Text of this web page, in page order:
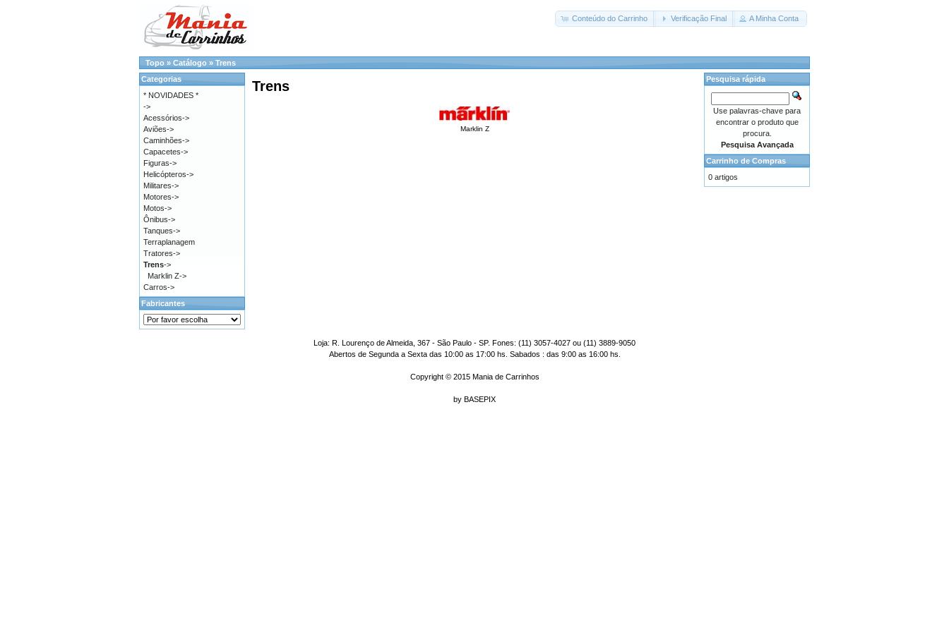
Conteúdo do Carrinho Verificação Final A Minha Conta
Topo » Catálogo » Trens
Trens
Marklin Z
Categorias
* NOVIDADES *
->
Acessórios->
Aviões->
Caminhões->
Capacetes->
Figuras->
Helicópteros->
Militares->
Motores->
Motos->
Ônibus->
Tanques->
Terraplanagem
Tratores->
Trens->
Marklin Z->
Carros->
Fabricantes
Pesquisa rápida
Use palavras-chave para
encontrar o produto que
procura.
Pesquisa Avançada
Carrinho de Compras
0 artigos
Loja: R. Lourenço de Almeida, 367 - São Paulo - SP. Fones: (11) 3057-4027 ou (11) 3889-9050
Abertos de Segunda a Sexta das 10:00 as 17:00 hs. Sabados : das 9:00 as 16:00 hs.
Copyright © 2015 Mania de Carrinhos
by BASEPIX